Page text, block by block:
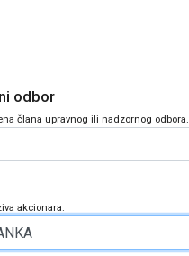
odbor
člana upravnog ili nadzornog odbora.
akcionara.